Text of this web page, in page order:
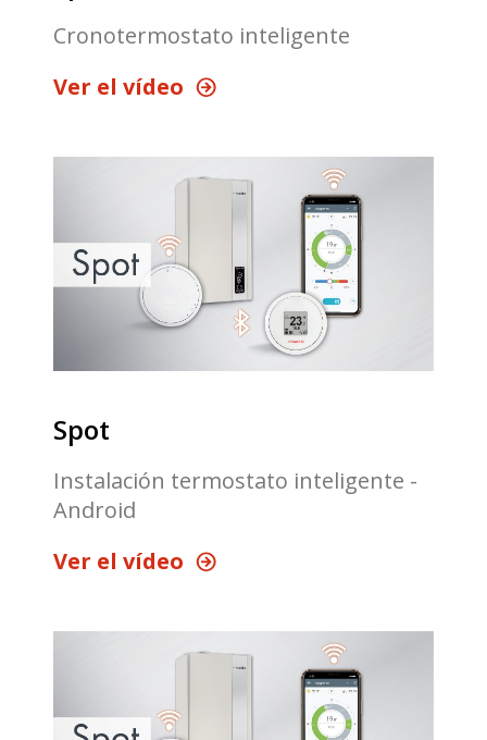
Cronotermostato inteligente
Ver el vídeo
Spot
Instalación termostato inteligente -
Android
Ver el vídeo